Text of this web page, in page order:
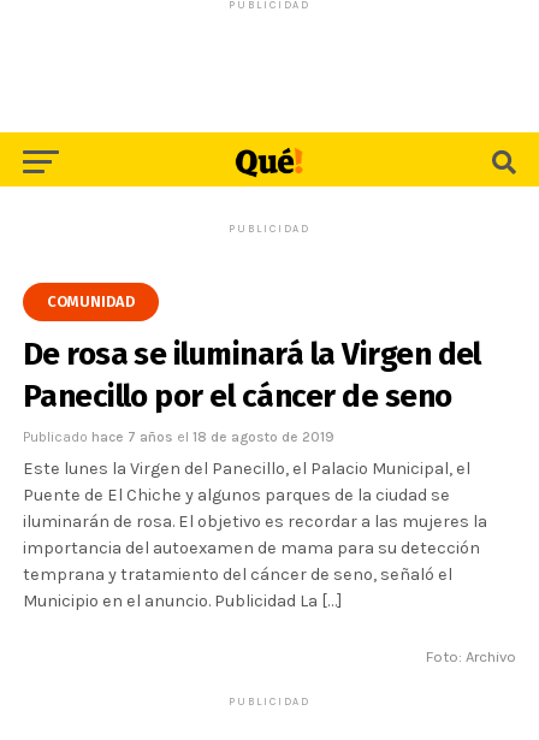
PUBLICIDAD
PUBLICIDAD
COMUNIDAD
De rosa se iluminará la Virgen del
Panecillo por el cáncer de seno
Publicado hace 7 años el 18 de agosto de 2019
Este lunes la Virgen del Panecillo, el Palacio Municipal, el
Puente de El Chiche y algunos parques de la ciudad se
iluminarán de rosa. El objetivo es recordar a las mujeres la
importancia del autoexamen de mama para su detección
temprana y tratamiento del cáncer de seno, señaló el
Municipio en el anuncio. Publicidad La […]
Foto: Archivo
PUBLICIDAD